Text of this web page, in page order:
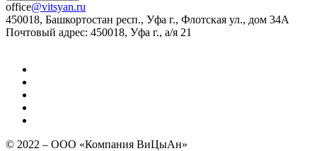
office@vitsyan.ru
450018, Башкортостан респ., Уфа г., Флотская ул., дом 34А
Почтовый адрес: 450018, Уфа г., а/я 21
© 2022 – ООО «Компания ВиЦыАн»